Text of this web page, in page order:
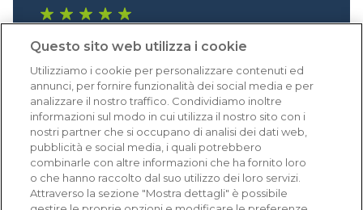
Eccellente (4,8)
Acquisti verificati
Questo sito web utilizza i cookie
Utilizziamo i cookie per personalizzare contenuti ed
annunci, per fornire funzionalità dei social media e per
analizzare il nostro traffico. Condividiamo inoltre
informazioni sul modo in cui utilizza il nostro sito con i
nostri partner che si occupano di analisi dei dati web,
pubblicità e social media, i quali potrebbero
combinarle con altre informazioni che ha fornito loro
o che hanno raccolto dal suo utilizzo dei loro servizi.
Attraverso la sezione "Mostra dettagli" è possibile